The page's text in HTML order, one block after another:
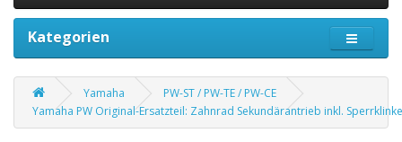
Kategorien
Yamaha
PW-ST / PW-TE / PW-CE
Yamaha PW Original-Ersatzteil: Zahnrad Sekundärantrieb inkl.